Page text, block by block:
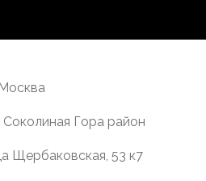
Соколиная Гора район
Щербаковская, 53 к7